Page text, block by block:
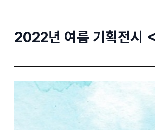
2022년 여름 기획전시